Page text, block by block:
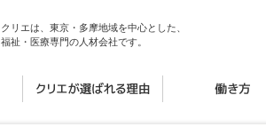
クリエは、東京・多摩地域を中心とした、
福祉・医療専門の人材会社です。